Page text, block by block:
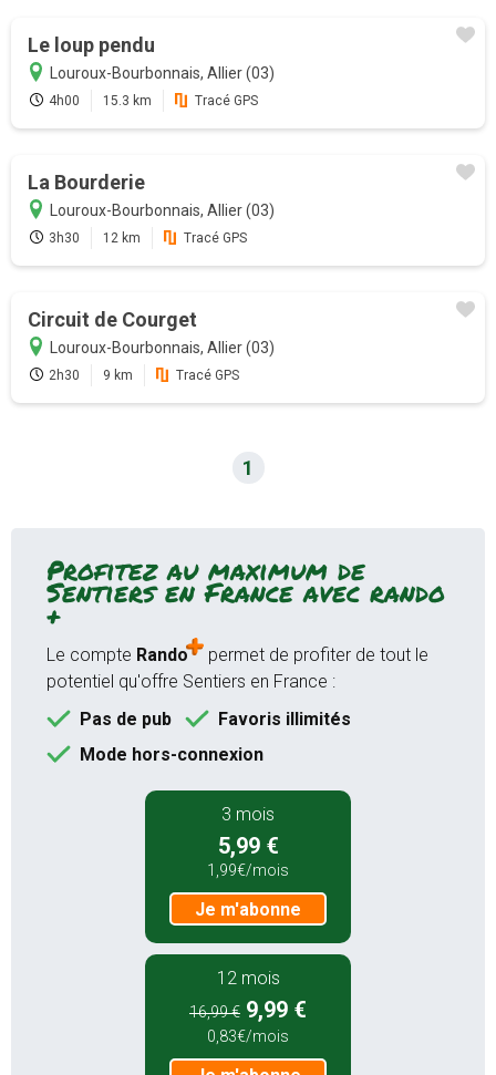
Le loup pendu
Louroux-Bourbonnais, Allier (03)
4h00 15.3 km Tracé GPS
La Bourderie
Louroux-Bourbonnais, Allier (03)
3h30 12 km Tracé GPS
Circuit de Courget
Louroux-Bourbonnais, Allier (03)
2h30 9 km Tracé GPS
1
Profitez au maximum de
Sentiers en France avec rando
+
Le compte Rando
permet de profiter de tout le
potentiel qu'offre Sentiers en France :
Pas de pub
Favoris illimités
Mode hors-connexion
3 mois
5,99 €
1,99€/mois
Je m'abonne
12 mois
16,99 € 9,99 €
0,83€/mois
Promotion
Profitez au maximum de Sentiers en
France avec l'abonnement
Version payante
Mode hors-connexion sur
l'application Android et iOS
19000 sentiers de randonnées
GPS randonnée temps réel
(application)
12 mois
9,99 €
0,83€/mois
Je m'abonne